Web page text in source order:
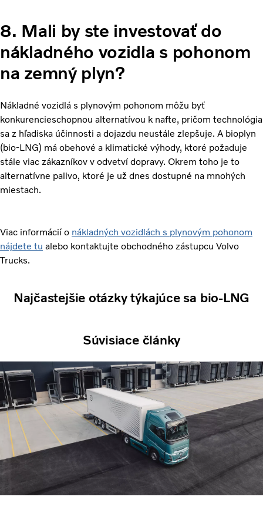
8. Mali by ste investovať do
nákladného vozidla s pohonom
na zemný plyn?
Nákladné vozidlá s plynovým pohonom môžu byť
konkurencieschopnou alternatívou k nafte, pričom technológia
sa z hľadiska účinnosti a dojazdu neustále zlepšuje. A bioplyn
(bio-LNG) má obehové a klimatické výhody, ktoré požaduje
stále viac zákazníkov v odvetví dopravy. Okrem toho je to
alternatívne palivo, ktoré je už dnes dostupné na mnohých
miestach.
Viac informácií o nákladných vozidlách s plynovým pohonom
nájdete tu alebo kontaktujte obchodného zástupcu Volvo
Trucks.
Najčastejšie otázky týkajúce sa bio-LNG
Súvisiace články